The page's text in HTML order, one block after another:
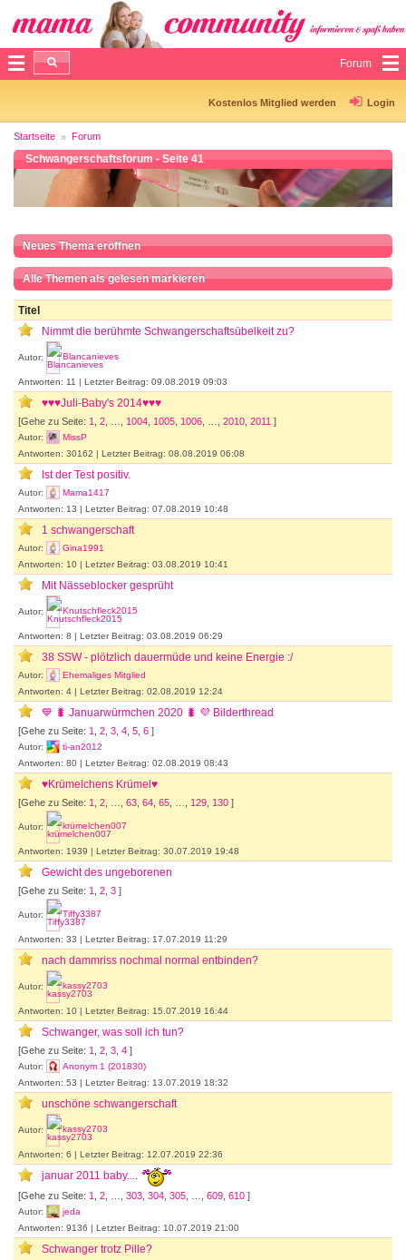
Forum
Kostenlos Mitglied werden Login
Startseite Forum
Schwangerschaftsforum - Seite 41
Neues Thema eröffnen
Alle Themen als gelesen markieren
Titel
Nimmt die berühmte Schwangerschaftsübelkeit zu?
Autor: Blancanieves
Antworten: 11 | Letzter Beitrag: 09.08.2019 09:03
♥♥♥Juli-Baby's 2014♥♥♥
[Gehe zu Seite: 1 2 1004 1005 1006 2010 2011 ]
Autor:
MissP
Antworten: 30162 | Letzter Beitrag: 08.08.2019 06:08
Ist der Test positiv.
Autor:
Mama1417
Antworten: 13 | Letzter Beitrag: 07.08.2019 10:48
1 schwangerschaft
Autor:
Gina1991
Antworten: 10 | Letzter Beitrag: 03.08.2019 10:41
Mit Nässeblocker gesprüht
Autor: Knutschfleck2015
Antworten: 8 | Letzter Beitrag: 03.08.2019 06:29
38 SSW - plötzlich dauermüde und keine Energie :/
Autor:
Ehemaliges Mitglied
Antworten: 4 | Letzter Beitrag: 02.08.2019 12:24
💙 🐛 Januarwürmchen 2020 🐛 💜 Bilderthread
[Gehe zu Seite: 1 2 3 4 5 6 ]
Autor:
ti-an2012
Antworten: 80 | Letzter Beitrag: 02.08.2019 08:43
♥Krümelchens Krümel♥
[Gehe zu Seite: 1 2 63 64 65 129 130 ]
Autor: krümelchen007
Antworten: 1939 | Letzter Beitrag: 30.07.2019 19:48
Gewicht des ungeborenen
[Gehe zu Seite: 1 2 3 ]
Autor: Tiffy3387
Antworten: 33 | Letzter Beitrag: 17.07.2019 11:29
nach dammriss nochmal normal entbinden?
Autor: kassy2703
Antworten: 10 | Letzter Beitrag: 15.07.2019 16:44
Schwanger, was soll ich tun?
[Gehe zu Seite: 1 2 3 4 ]
Autor:
Anonym 1 (201830)
Antworten: 53 | Letzter Beitrag: 13.07.2019 18:32
unschöne schwangerschaft
Autor: kassy2703
Antworten: 6 | Letzter Beitrag: 12.07.2019 22:36
januar 2011 baby....
[Gehe zu Seite: 1 2 303 304 305 609 610 ]
Autor:
jeda
Antworten: 9136 | Letzter Beitrag: 10.07.2019 21:00
Schwanger trotz Pille?